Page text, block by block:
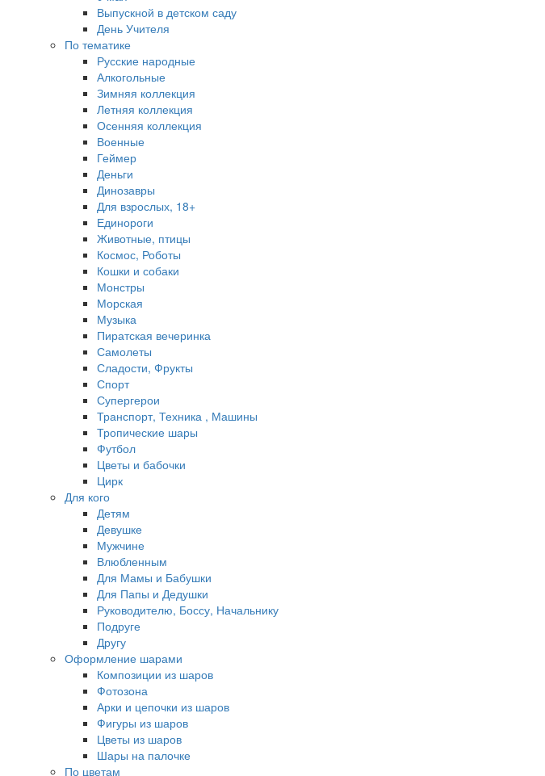
Выпускной в детском саду
День Учителя
По тематике
Русские народные
Алкогольные
Зимняя коллекция
Летняя коллекция
Осенняя коллекция
Военные
Геймер
Деньги
Динозавры
Для взрослых, 18+
Единороги
Животные, птицы
Космос, Роботы
Кошки и собаки
Монстры
Морская
Музыка
Пиратская вечеринка
Самолеты
Сладости, Фрукты
Спорт
Супергерои
Транспорт, Техника , Машины
Тропические шары
Футбол
Цветы и бабочки
Цирк
Для кого
Детям
Девушке
Мужчине
Влюбленным
Для Мамы и Бабушки
Для Папы и Дедушки
Руководителю, Боссу, Начальнику
Подруге
Другу
Оформление шарами
Композиции из шаров
Фотозона
Арки и цепочки из шаров
Фигуры из шаров
Цветы из шаров
Шары на палочке
По цветам